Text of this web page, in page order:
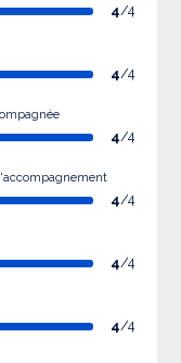
4/4
4/4
4/4
4/4
4/4
4/4